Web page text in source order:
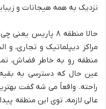
نزدیک به همه هیجانات و
حالا منطقه ۸
مراکز دیپلماتیک و تجاری، و
منطقه رو به خاطر فضاش،
عین حال که دسترسی به بقیه
راحته. واقعاً می شه گفت
عالی لازمه، توی این منطقه